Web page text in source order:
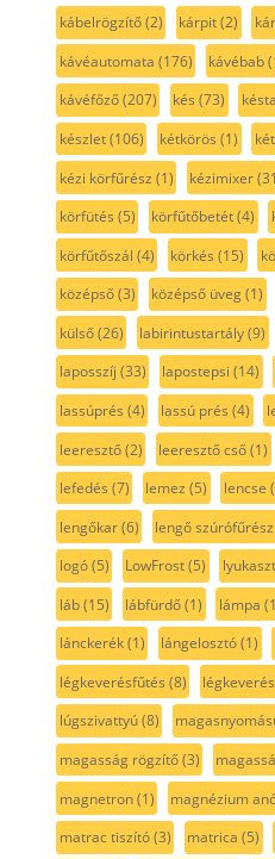
kábelrögzítő(2) kárpit(2)
kávéautomata (176) kávébab
kávéfőző(207) kés (73)
készlet(106) kétkörös (1)
kézi körfűrész (1) kézimixer
körfütés (5) körfűtőbetét(4)
körfűtőszál (4) körkés (15)
középső(3) középső üveg(1)
külső(26) labirintustartály(9)
laposszíj (33) lapostepsi (14)
lassúprés (4) lassú prés (4)
leeresztő(2) leeresztő cső(1)
lefedés (7) lemez (5) lencse
lengőkar(6) lengő szúrófűrész
logó(5) LowFrost(5)
láb(15) lábfürdő(1) lámpa
lánckerék(1) lángelosztó(1)
légkeverésfűtés (8)
lúgszivattyú(8)
magasság rögzítő(3)
magnetron(1) magnézium
matrac tiszító(3) matrica (5)